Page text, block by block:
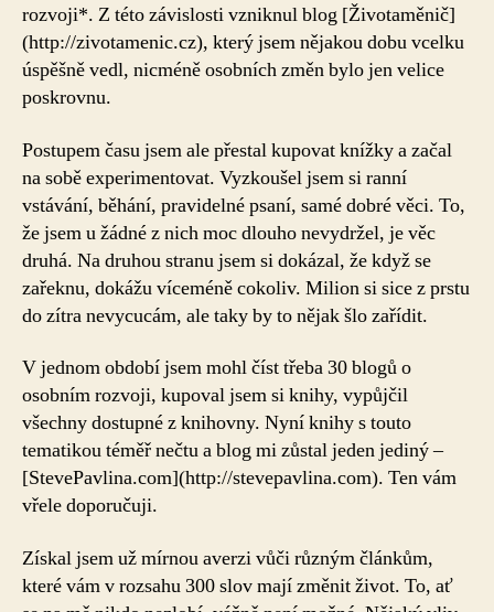
rozvoji*. Z této závislosti vzniknul blog [Životaměnič]
(http://zivotamenic.cz), který jsem nějakou dobu vcelku
úspěšně vedl, nicméně osobních změn bylo jen velice
poskrovnu.
Postupem času jsem ale přestal kupovat knížky a začal
na sobě experimentovat. Vyzkoušel jsem si ranní
vstávání, běhání, pravidelné psaní, samé dobré věci. To,
že jsem u žádné z nich moc dlouho nevydržel, je věc
druhá. Na druhou stranu jsem si dokázal, že když se
zařeknu, dokážu víceméně cokoliv. Milion si sice z prstu
do zítra nevycucám, ale taky by to nějak šlo zařídit.
V jednom období jsem mohl číst třeba 30 blogů o
osobním rozvoji, kupoval jsem si knihy, vypůjčil
všechny dostupné z knihovny. Nyní knihy s touto
tematikou téměř nečtu a blog mi zůstal jeden jediný –
[StevePavlina.com](http://stevepavlina.com). Ten vám
vřele doporučuji.
Získal jsem už mírnou averzi vůči různým článkům,
které vám v rozsahu 300 slov mají změnit život. To, ať